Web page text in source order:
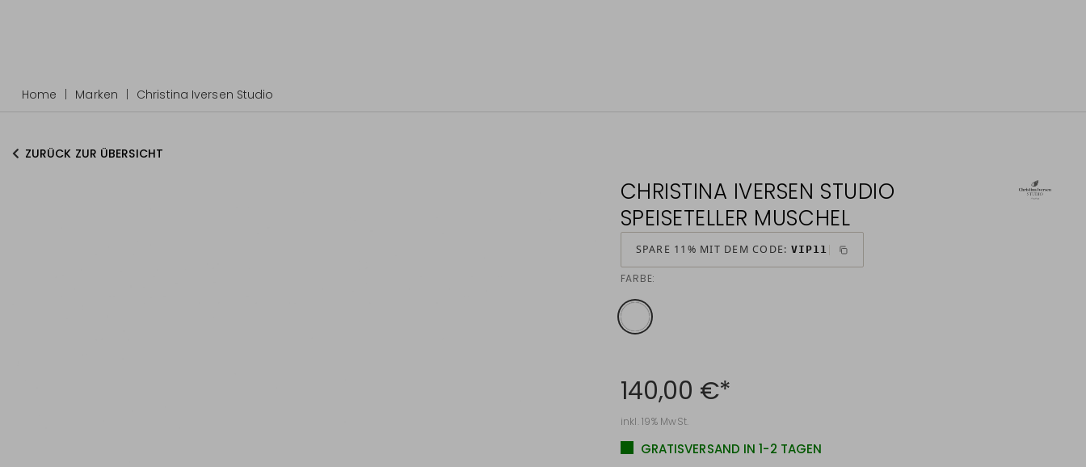
Home Marken Christina Iversen Studio
ZURÜCK ZUR ÜBERSICHT
CHRISTINA IVERSEN STUDIO
SPEISETELLER MUSCHEL
SPARE 11% MIT DEM CODE: VIP11
FARBE:
140,00 €*
inkl. 19% MwSt.
GRATISVERSAND IN 1-2 TAGEN